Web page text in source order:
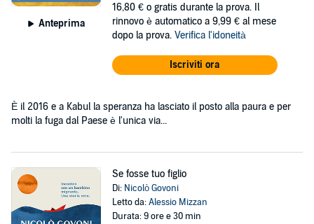
Anteprima
16,80 € o gratis durante la prova. Il
rinnovo è automatico a 9,99 € al mese
dopo la prova. Verifica l'idoneità
Iscriviti ora
È il 2016 e a Kabul la speranza ha lasciato il posto alla paura e per
molti la fuga dal Paese è l'unica via...
Se fosse tuo figlio
Di: Nicolò Govoni
Letto da:Alessio Mizzan
Durata: 9 ore e 30 min